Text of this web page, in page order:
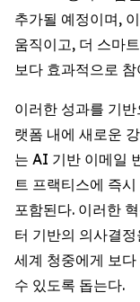
추가될 예정이며,
움직이고, 더 스마
보다 효과적으로
이러한 성과를 기
랫폼 내에 새로운
는 AI 기반 이메일
트 프랙티스에 즉
포함된다. 이러한
터 기반의 의사결
세계 청중에게 보
수 있도록 돕는다.